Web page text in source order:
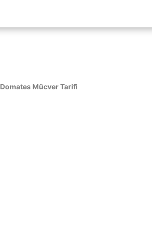
Domates Mücver Tarifi